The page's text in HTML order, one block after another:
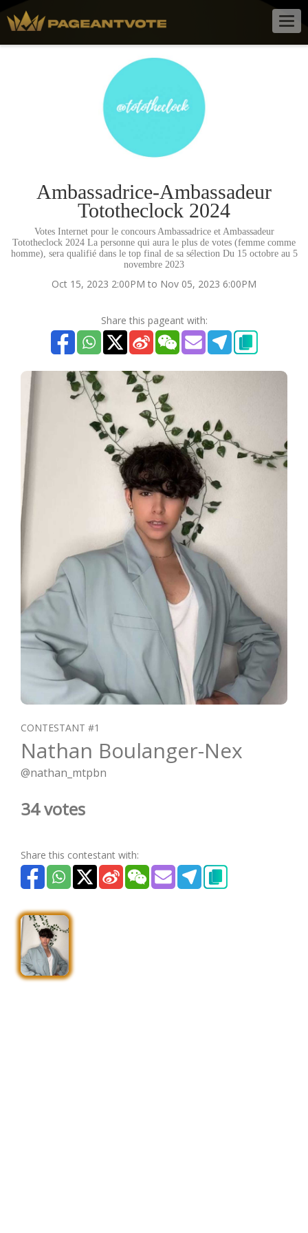
Ambassadrice-Ambassadeur
Tototheclock 2024
Votes Internet pour le concours Ambassadrice et Ambassadeur
Tototheclock 2024 La personne qui aura le plus de votes (femme comme
homme), sera qualifié dans le top final de sa sélection Du 15 octobre au 5
novembre 2023
Oct 15, 2023 2:00PM to Nov 05, 2023 6:00PM
Share this pageant with:
CONTESTANT #1
Nathan Boulanger-Nex
@nathan_mtpbn
34 votes
Share this contestant with: